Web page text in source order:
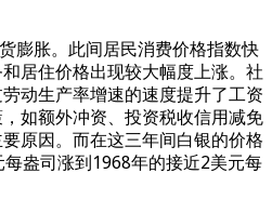
胀。此间居民消费价格指数快
居住价格出现较大幅度上涨。社
动生产率增速的速度提升了工资
如额外冲资、投资税收信用减免
原因。而在这三年间白银的价格
盎司涨到1968年的接近2美元每